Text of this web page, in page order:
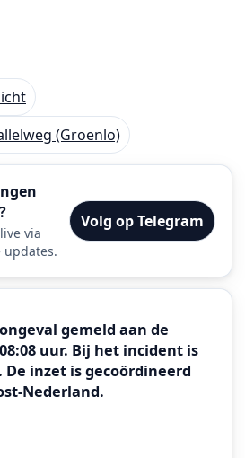
(Groenlo)
via
updates.
Volg op Telegram
gemeld aan de
uur. Bij het incident is
inzet is gecoördineerd